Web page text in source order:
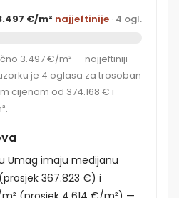
€/m² najjeftinije · 4 ogl.
3.497 €/m² — najjeftiniji
je 4 oglasa za trosoban
cijenom od 374.168 € i
Umag imaju medijanu
367.823 €) i